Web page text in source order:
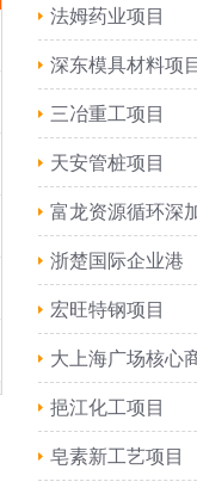
法姆药业项目
深东模具材料项
三冶重工项目
天安管桩项目
富龙资源循环深
浙楚国际企业港
宏旺特钢项目
大上海广场核心
挹江化工项目
皂素新工艺项目